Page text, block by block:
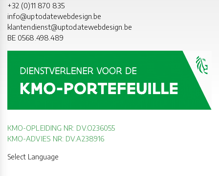
+32 (0)11 870 835
info@uptodatewebdesign.be
klantendienst@uptodatewebdesign.be
BE 0568.498.489
KMO-OPLEIDING NR: DV.O236055
KMO-ADVIES NR: DV.A238916
Select Language